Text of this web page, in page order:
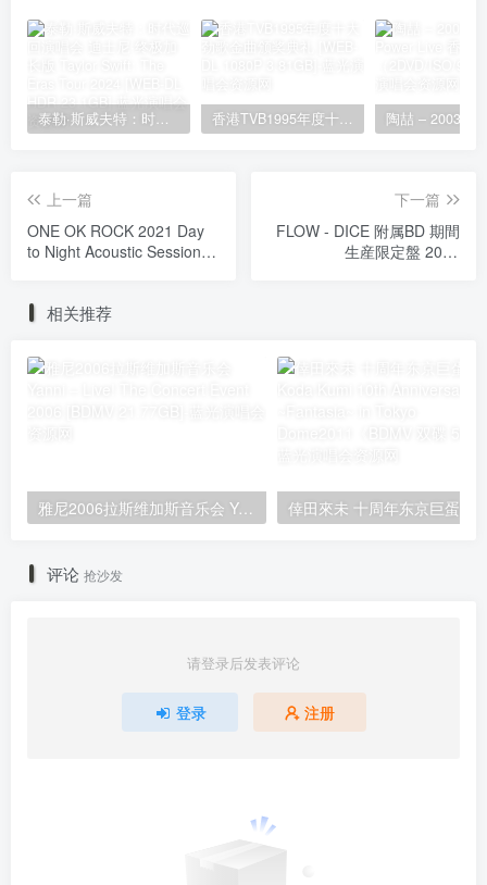
泰勒·斯威夫特：时代巡回演唱会 迪士尼·终极加长版 Taylor Swift: The Eras Tour 2024 [WEB-DL HDR 23.1GB] 香港TVB1995年度十大劲歌金曲颁奖典礼 [WEB-DL 1080P 3.81GB]
上一篇
ONE OK ROCK 2021 Day
to Night Acoustic Sessions
下一篇
FLOW - DICE 附属BD 期間
生産限定盤 2022
相关推荐
雅尼2006拉斯维加斯音乐会 Yanni – Live! The Concert Event 2006 [BDMV 21.77GB]
评论 抢沙发
请登录后发表评论
登录 注册